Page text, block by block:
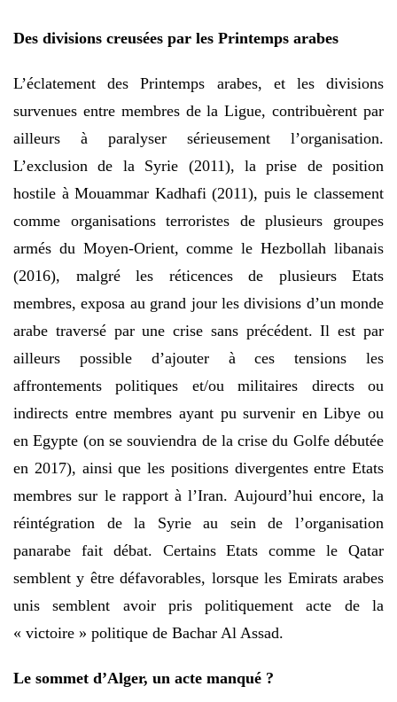
Des divisions creusées par les Printemps arabes
L’éclatement des Printemps arabes, et les divisions
survenues entre membres de la Ligue, contribuèrent par
ailleurs à paralyser sérieusement l’organisation.
L’exclusion de la Syrie (2011), la prise de position
hostile à Mouammar Kadhafi (2011), puis le classement
comme organisations terroristes de plusieurs groupes
armés du Moyen-Orient, comme le Hezbollah libanais
(2016), malgré les réticences de plusieurs Etats
membres, exposa au grand jour les divisions d’un monde
arabe traversé par une crise sans précédent. Il est par
ailleurs possible d’ajouter à ces tensions les
affrontements politiques et/ou militaires directs ou
indirects entre membres ayant pu survenir en Libye ou
en Egypte (on se souviendra de la crise du Golfe débutée
en 2017), ainsi que les positions divergentes entre Etats
membres sur le rapport à l’Iran. Aujourd’hui encore, la
réintégration de la Syrie au sein de l’organisation
panarabe fait débat. Certains Etats comme le Qatar
semblent y être défavorables, lorsque les Emirats arabes
unis semblent avoir pris politiquement acte de la
« victoire » politique de Bachar Al Assad.
Le sommet d’Alger, un acte manqué ?